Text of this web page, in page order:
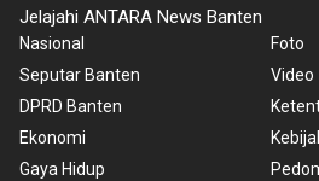
Jelajahi ANTARA News Banten
Nasional
Seputar Banten
DPRD Banten
Ekonomi
Gaya Hidup
Foto
Video